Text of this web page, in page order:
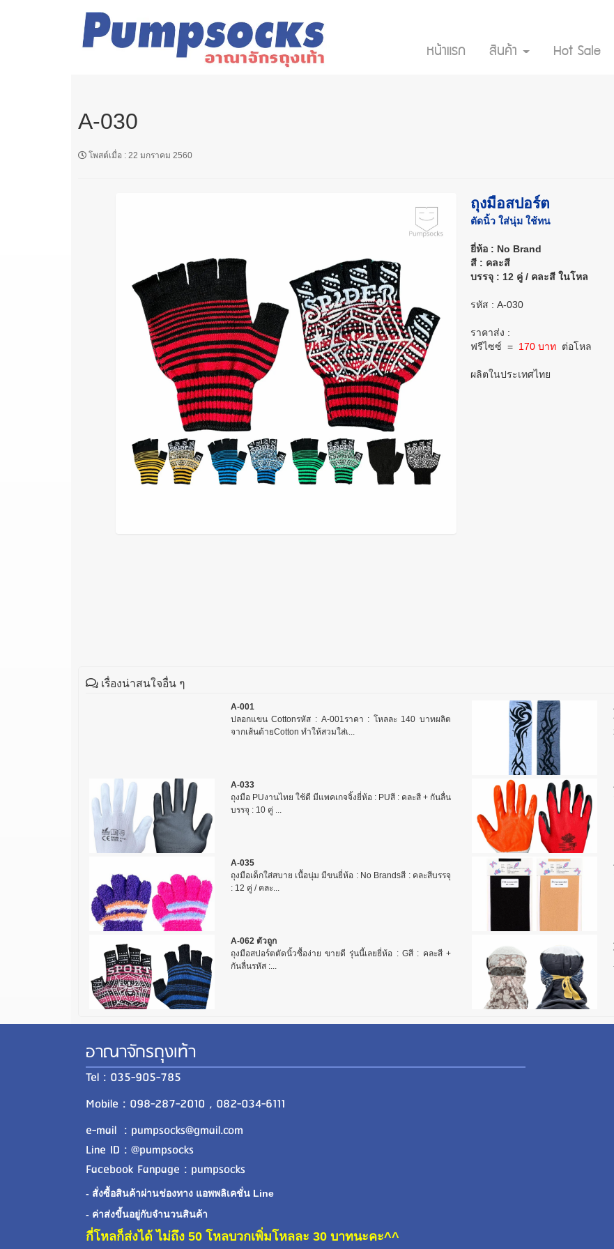
หน้าแรก สินค้า Hot Sale
A-030
โพสต์เมื่อ : 22 มกราคม 2560
ถุงมือสปอร์ต
ตัดนิ้ว ใส่นุ่ม ใช้ทน
ยี่ห้อ : No Brand
สี : คละสี
บรรจุ : 12 คู่ / คละสี ในโหล
รหัส : A-030
ราคาส่ง :
ฟรีไซซ์ = 170 บาท ต่อโหล
ผลิตในประเทศไทย
เรื่องน่าสนใจอื่น ๆ
A-001
ปลอกแขน Cottonรหัส : A-001ราคา : โหลละ 140 บาทผลิต
จากเส้นด้ายCotton ทำให้สวมใส่เ...
A-033
ถุงมือ PUงานไทย ใช้ดี มีแพคเกจจิ้งยี่ห้อ : PUสี : คละสี + กันลื่น
บรรจุ : 10 คู่ ...
A-035
ถุงมือเด็กใส่สบาย เนื้อนุ่ม มีขนยี่ห้อ : No Brandsสี : คละสีบรรจุ
: 12 คู่ / คละ...
A-062 ตัวถูก
ถุงมือสปอร์ตตัดนิ้วซื้อง่าย ขายดี รุ่นนี้เลยยี่ห้อ : Gสี : คละสี +
กันลื่นรหัส :...
อาณาจักรถุงเท้า
Tel : 035-905-785
Mobile : 098-287-2010 , 082-034-6111
e-mail : pumpsocks@gmail.com
Line ID : @pumpsocks
Facebook Fanpage : pumpsocks
- สั่งซื้อสินค้าผ่านช่องทาง แอพพลิเคชั่น Line
- ค่าส่งขี้นอยู่กับจำนวนสินค้า
กี่โหลก็ส่งได้ ไม่ถึง 50 โหลบวกเพิ่มโหลละ 30 บาทนะคะ^^